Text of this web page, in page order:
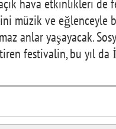
hava etkinlikleri de
müzik ve
anlar yaşayacak.
festivalin, bu yıl da